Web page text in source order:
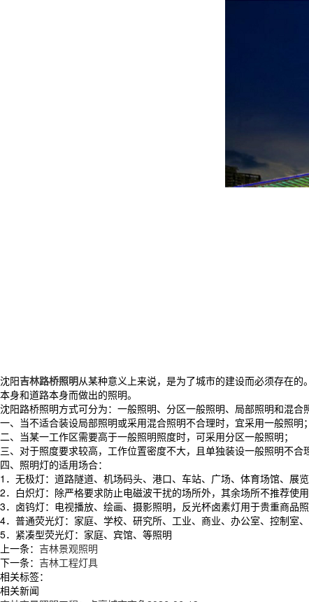
沈阳吉林路桥照明从某种意义上来说，是为了城市的建设而必须存在的
本身和道路本身而做出的照明。
沈阳路桥照明方式可分为：一般照明、分区一般照明、局部照明和混合
一、当不适合装设局部照明或采用混合照明不合理时，宜采用一般照明；
二、当某一工作区需要高于一般照明照度时，可采用分区一般照明；
三、对于照度要求较高，工作位置密度不大，且单独装设一般照明不合
四、照明灯的适用场合：
1．无极灯：道路隧道、机场码头、港口、车站、广场、体育场馆、展
2．白炽灯：除严格要求防止电磁波干扰的场所外，其余场所不推荐使用
3．卤钨灯：电视播放、绘画、摄影照明，反光杯卤素灯用于贵重商品照
4．普通荧光灯：家庭、学校、研究所、工业、商业、办公室、控制室
5．紧凑型荧光灯：家庭、宾馆、等照明
上一条： 吉林景观照明
下一条： 吉林工程灯具
相关标签：
相关新闻